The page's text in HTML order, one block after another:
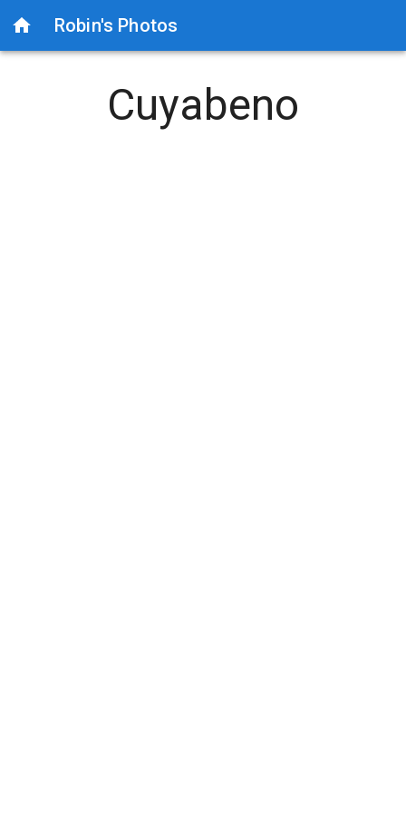
Robin's Photos
Cuyabeno